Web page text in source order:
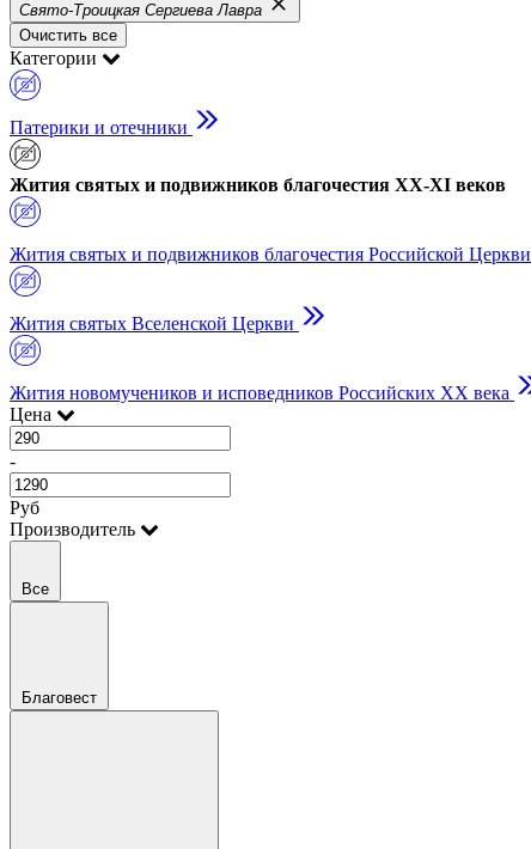
Свято-Троицкая Сергиева Лавра
Очистить все
Категории
Патерики и отечники
Жития святых и подвижников благочестия ХХ-XI веков
Жития святых и подвижников благочестия Российской Церкви
Жития святых Вселенской Церкви
Жития новомучеников и исповедников Российских ХХ века
Цена
-
Руб
Производитель
Все
Благовест